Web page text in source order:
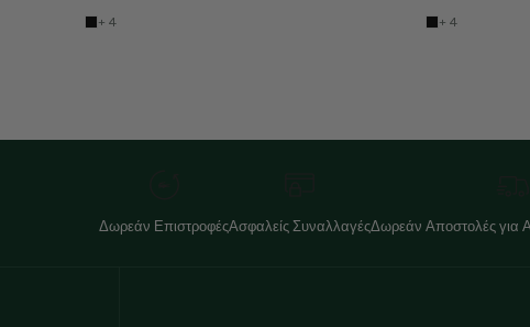
+ 4 + 4
Δωρεάν ΕπιστροφέςΑσφαλείς ΣυναλλαγέςΔωρεάν Αποστολές για